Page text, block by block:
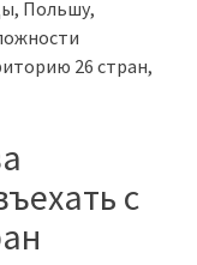
Польшу,
26 стран,
с